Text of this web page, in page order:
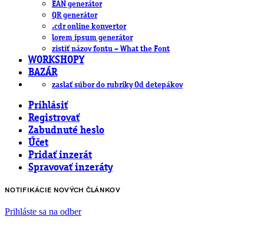
EAN generátor
QR generátor
.cdr online konvertor
lorem ipsum generátor
zistiť názov fontu – What the Font
WORKSHOPY
BAZÁR
zaslať súbor do rubriky Od detepákov
Prihlásiť
Registrovať
Zabudnuté heslo
Účet
Pridať inzerát
Spravovať inzeráty
NOTIFIKÁCIE NOVÝCH ČLÁNKOV
Prihláste sa na odber